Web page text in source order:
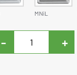
MNiL
- +